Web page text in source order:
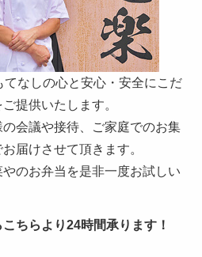
なしの心と安心・安全にこだ
提供いたします。
会議や接待、ご家庭でのお集
届けさせて頂きます。
のお弁当を是非一度お試しい
ちらより24時間承ります！